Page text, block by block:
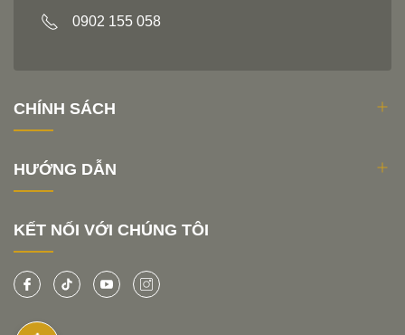
0902 155 058
CHÍNH SÁCH
HƯỚNG DẪN
KẾT NỐI VỚI CHÚNG TÔI